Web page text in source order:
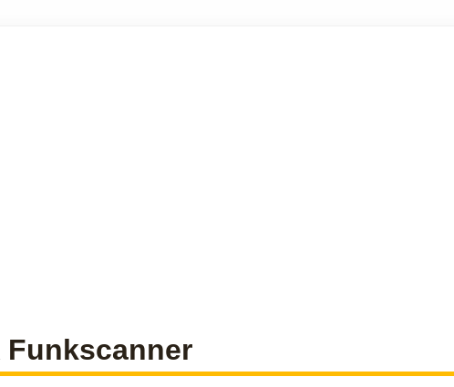
Funkscanner